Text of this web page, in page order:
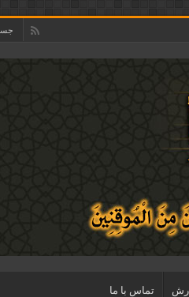
تماس با ما